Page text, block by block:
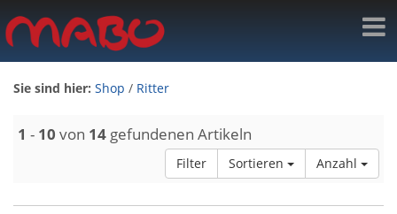
Sie sind hier: Shop / Ritter
1 - 10 von 14 gefundenen Artikeln
Filter Sortieren Anzahl